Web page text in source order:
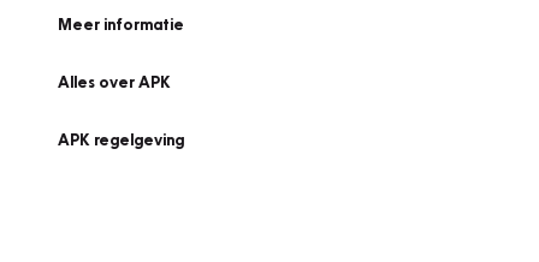
Meer informatie
Alles over APK
APK regelgeving